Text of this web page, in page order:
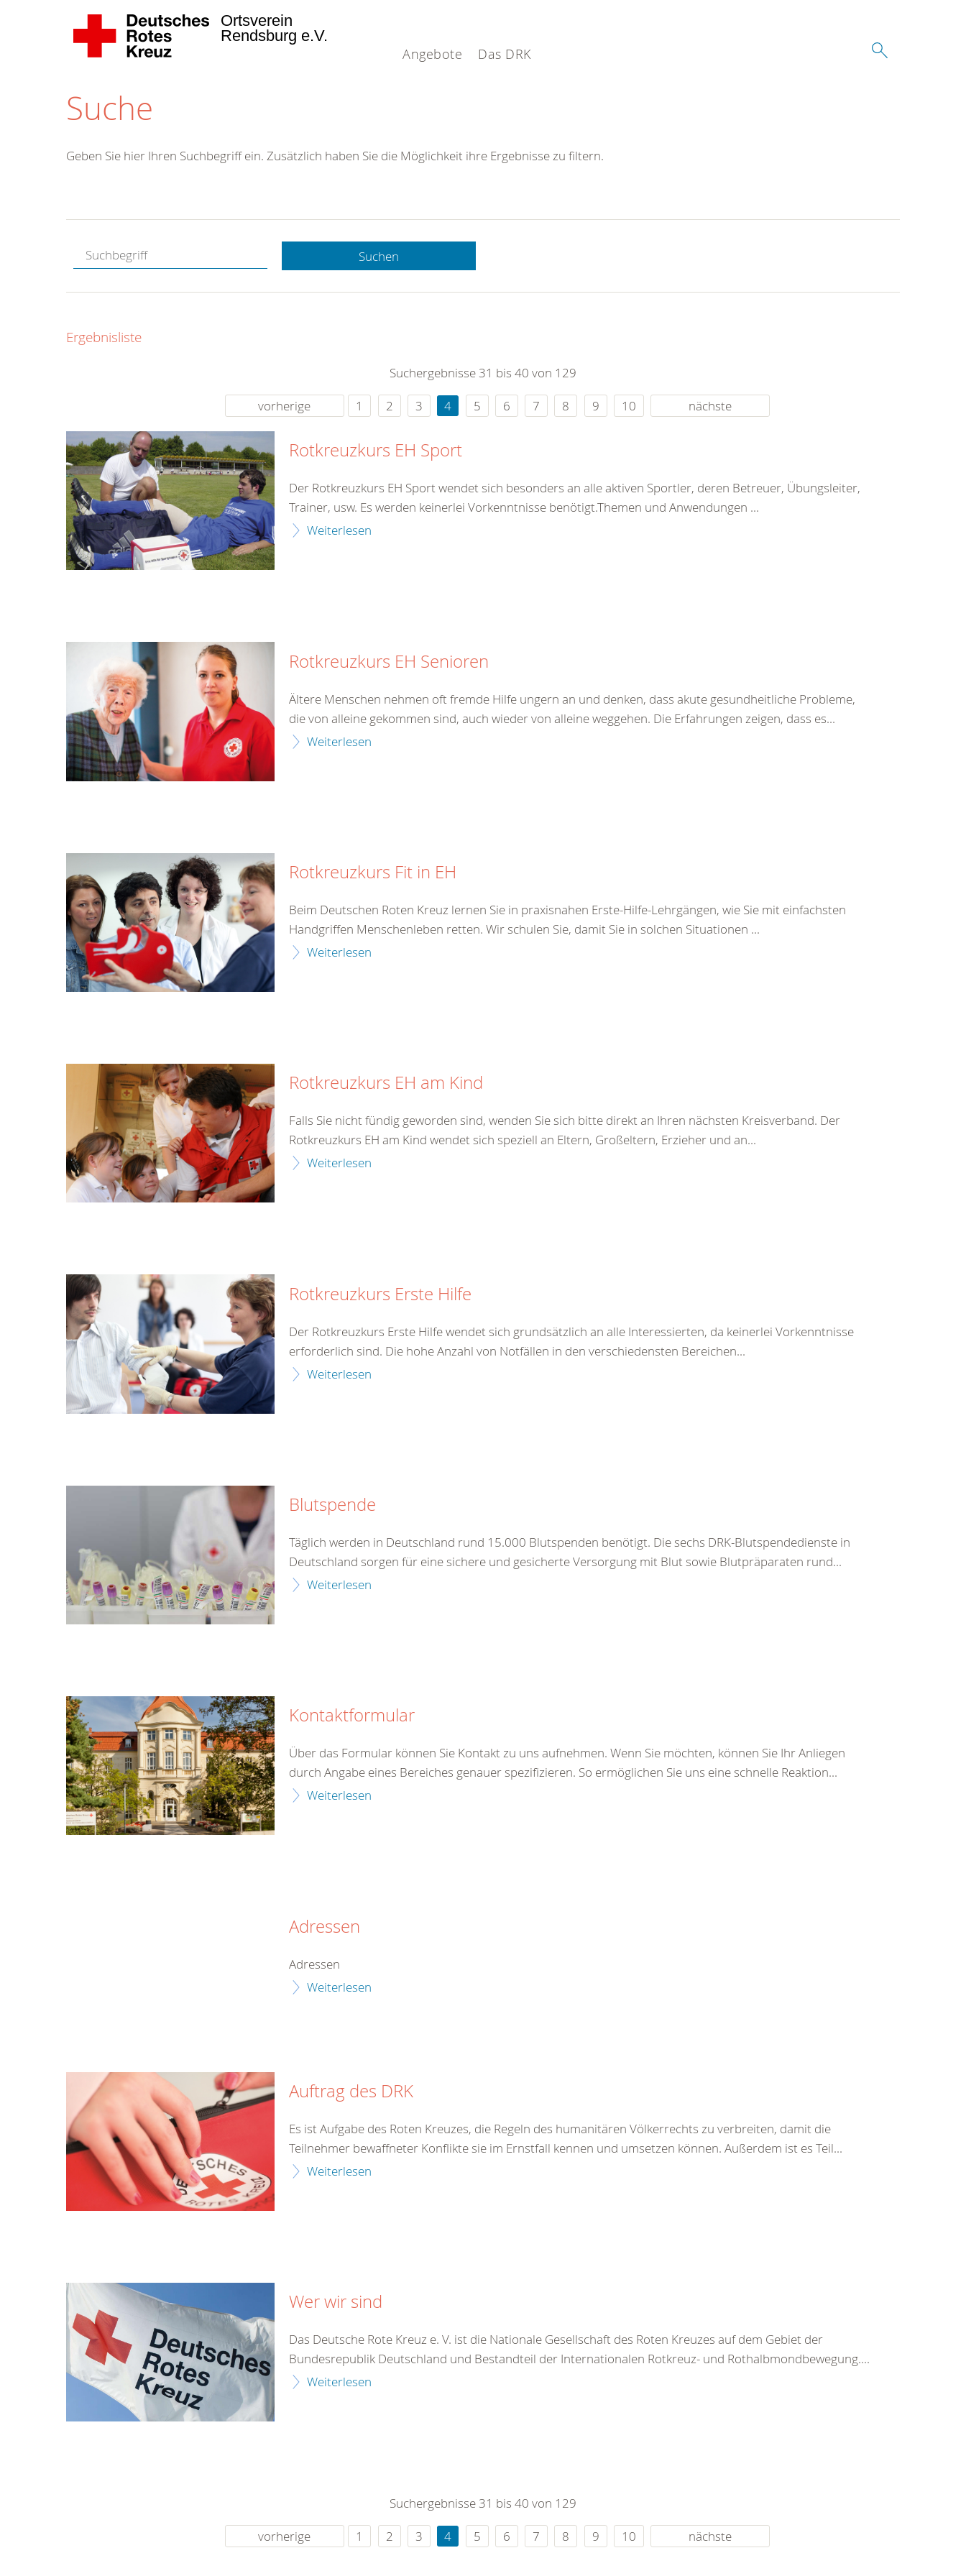
Angebote Das DRK
Ortsverein
Rendsburg e.V.
Suche
Hotline.
gerne.
rund um die Uhr
Geben Sie hier Ihren Suchbegriff ein. Zusätzlich haben Sie die Möglichkeit ihre Ergebnisse zu filtern.
Suchen
Ergebnisliste
Suchergebnisse 31 bis 40 von 129
vorherige
1 2 3 4 5 6 7 8 9 10 nächste
Rotkreuzkurs EH Sport
Der Rotkreuzkurs EH Sport wendet sich besonders an alle aktiven Sportler, deren Betreuer, Übungsleiter,
Trainer, usw. Es werden keinerlei Vorkenntnisse benötigt.Themen und Anwendungen ...
Weiterlesen
Rotkreuzkurs EH Senioren
Ältere Menschen nehmen oft fremde Hilfe ungern an und denken, dass akute gesundheitliche Probleme,
die von alleine gekommen sind, auch wieder von alleine weggehen. Die Erfahrungen zeigen, dass es...
Weiterlesen
Rotkreuzkurs Fit in EH
Beim Deutschen Roten Kreuz lernen Sie in praxisnahen Erste-Hilfe-Lehrgängen, wie Sie mit einfachsten
Handgriffen Menschenleben retten. Wir schulen Sie, damit Sie in solchen Situationen ...
Weiterlesen
Rotkreuzkurs EH am Kind
Falls Sie nicht fündig geworden sind, wenden Sie sich bitte direkt an Ihren nächsten Kreisverband. Der
Rotkreuzkurs EH am Kind wendet sich speziell an Eltern, Großeltern, Erzieher und an...
Weiterlesen
Rotkreuzkurs Erste Hilfe
Der Rotkreuzkurs Erste Hilfe wendet sich grundsätzlich an alle Interessierten, da keinerlei Vorkenntnisse
erforderlich sind. Die hohe Anzahl von Notfällen in den verschiedensten Bereichen...
Weiterlesen
Blutspende
Täglich werden in Deutschland rund 15.000 Blutspenden benötigt. Die sechs DRK-Blutspendedienste in
Deutschland sorgen für eine sichere und gesicherte Versorgung mit Blut sowie Blutpräparaten rund...
Weiterlesen
Kontaktformular
Über das Formular können Sie Kontakt zu uns aufnehmen. Wenn Sie möchten, können Sie Ihr Anliegen
durch Angabe eines Bereiches genauer spezifizieren. So ermöglichen Sie uns eine schnelle Reaktion...
Weiterlesen
Adressen
Adressen
Weiterlesen
Auftrag des DRK
Es ist Aufgabe des Roten Kreuzes, die Regeln des humanitären Völkerrechts zu verbreiten, damit die
Teilnehmer bewaffneter Konflikte sie im Ernstfall kennen und umsetzen können. Außerdem ist es Teil...
Weiterlesen
Wer wir sind
Das Deutsche Rote Kreuz e. V. ist die Nationale Gesellschaft des Roten Kreuzes auf dem Gebiet der
Bundesrepublik Deutschland und Bestandteil der Internationalen Rotkreuz- und Rothalbmondbewegung....
Weiterlesen
Suchergebnisse 31 bis 40 von 129
vorherige
1 2 3 4 5 6 7 8 9 10 nächste